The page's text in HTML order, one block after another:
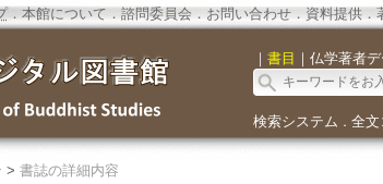
．本館について ． 諮問委員会． お問い合わせ． 資料提供．
｜ 書目 ｜ 仏学著者
検索システム ． 全文
> 書誌の詳細内容